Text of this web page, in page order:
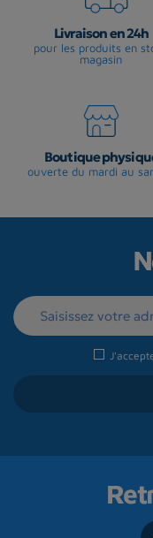
Livraison en 24h
pour les produits en
magasin
Boutique
ouverte du mardi au